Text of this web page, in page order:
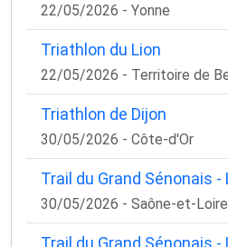
22/05/2026 - Yonne
Triathlon du Lion
22/05/2026 - Territoire de
Triathlon de Dijon
30/05/2026 - Côte-d'Or
Trail du Grand Sénonais -
30/05/2026 - Saône-et-Loire
Trail du Grand Sénonais -